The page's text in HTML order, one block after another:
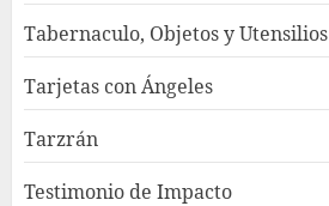
Tabernaculo, Objetos y Utensilios
Tarjetas con Ángeles
Tarzrán
Testimonio de Impacto